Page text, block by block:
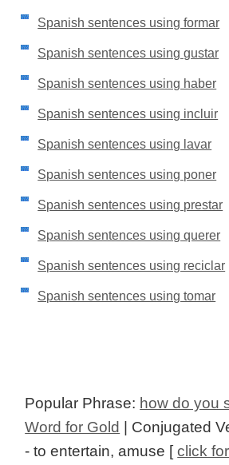
Spanish sentences using formar
Spanish sentences using gustar
Spanish sentences using haber
Spanish sentences using incluir
Spanish sentences using lavar
Spanish sentences using poner
Spanish sentences using prestar
Spanish sentences using querer
Spanish sentences using reciclar
Spanish sentences using tomar
Popular Phrase: how do you
Word for Gold | Conjugated
- to entertain, amuse [click